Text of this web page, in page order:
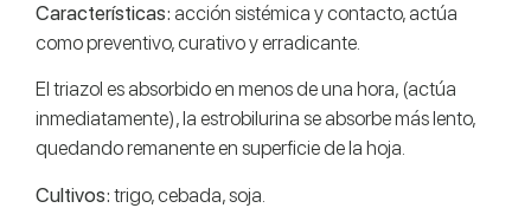
Características: acción sistémica y contacto, actúa
como preventivo, curativo y erradicante.
El triazol es absorbido en menos de una hora, (actúa
inmediatamente), la estrobilurina se absorbe más lento,
quedando remanente en superficie de la hoja.
Cultivos: trigo, cebada, soja.